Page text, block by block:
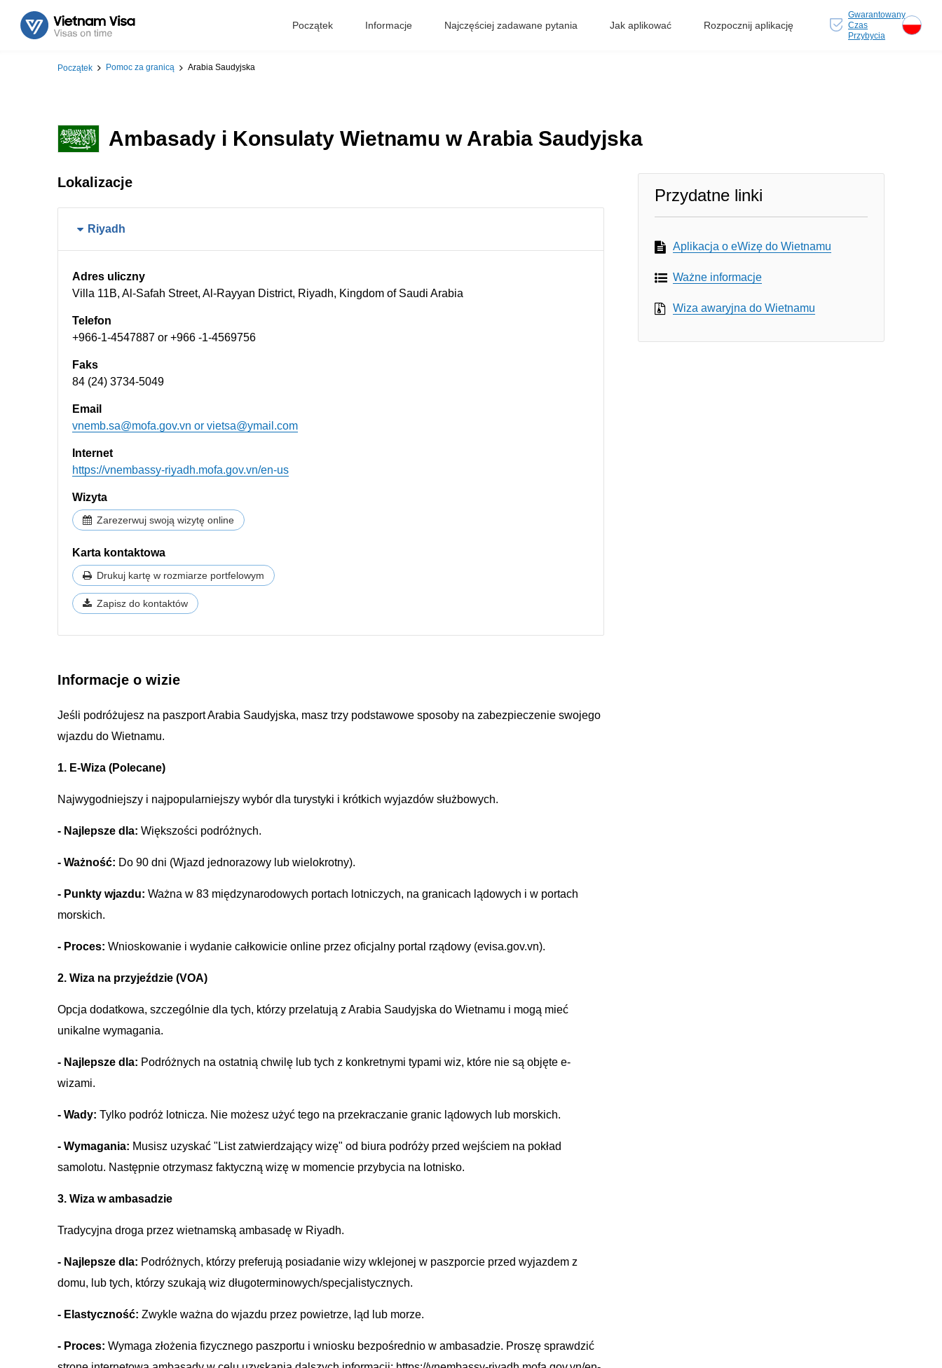
Początek Informacje Najczęściej zadawane pytania Jak aplikować Rozpocznij aplikację
Gwarantowany
Czas
Przybycia
Początek Pomoc za granicą Arabia Saudyjska
Ambasady i Konsulaty Wietnamu w Arabia Saudyjska
Lokalizacje
Riyadh
Adres uliczny
Villa 11B, Al-Safah Street, Al-Rayyan District, Riyadh, Kingdom of Saudi Arabia
Telefon
+966-1-4547887 or +966 -1-4569756
Faks
84 (24) 3734-5049
Email
vnemb.sa@mofa.gov.vn or vietsa@ymail.com
Internet
https://vnembassy-riyadh.mofa.gov.vn/en-us
Wizyta
Zarezerwuj swoją wizytę online
Karta kontaktowa
Drukuj kartę w rozmiarze portfelowym
Zapisz do kontaktów
Informacje o wizie
Jeśli podróżujesz na paszport Arabia Saudyjska, masz trzy podstawowe sposoby na zabezpieczenie swojego
wjazdu do Wietnamu.
1. E-Wiza (Polecane)
Najwygodniejszy i najpopularniejszy wybór dla turystyki i krótkich wyjazdów służbowych.
- Najlepsze dla: Większości podróżnych.
- Ważność: Do 90 dni (Wjazd jednorazowy lub wielokrotny).
- Punkty wjazdu: Ważna w 83 międzynarodowych portach lotniczych, na granicach lądowych i w portach
morskich.
- Proces: Wnioskowanie i wydanie całkowicie online przez oficjalny portal rządowy (evisa.gov.vn).
2. Wiza na przyjeździe (VOA)
Opcja dodatkowa, szczególnie dla tych, którzy przelatują z Arabia Saudyjska do Wietnamu i mogą mieć
unikalne wymagania.
- Najlepsze dla: Podróżnych na ostatnią chwilę lub tych z konkretnymi typami wiz, które nie są objęte e-
wizami.
- Wady: Tylko podróż lotnicza. Nie możesz użyć tego na przekraczanie granic lądowych lub morskich.
- Wymagania: Musisz uzyskać "List zatwierdzający wizę" od biura podróży przed wejściem na pokład
samolotu. Następnie otrzymasz faktyczną wizę w momencie przybycia na lotnisko.
3. Wiza w ambasadzie
Tradycyjna droga przez wietnamską ambasadę w Riyadh.
- Najlepsze dla: Podróżnych, którzy preferują posiadanie wizy wklejonej w paszporcie przed wyjazdem z
domu, lub tych, którzy szukają wiz długoterminowych/specjalistycznych.
- Elastyczność: Zwykle ważna do wjazdu przez powietrze, ląd lub morze.
- Proces: Wymaga złożenia fizycznego paszportu i wniosku bezpośrednio w ambasadzie. Proszę sprawdzić
Przydatne linki
Aplikacja o eWizę do Wietnamu
Ważne informacje
Wiza awaryjna do Wietnamu